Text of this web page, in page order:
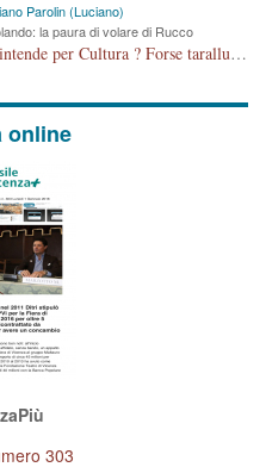
Parolin (Luciano)
la paura di volare di Rucco
Vorrei sapere dal C.C. Rolando cosa intende per Cultura ? Forse tarallucci, vino e sagre, o spaghetti tricolori del PD ? Il continuo (s)parlare della mostra a Palazzo Chiericati caro consigliere DANNEGGIA FORTEMENTE l'immagine della città TUTTA e fa deviare i consensi che in RUSSIA (badi bene ex U.R.S.S.) sono ECCELLENTI. A livello artistico l'evento è di alta Valenza culturale, COMPITO di Tutta la Cittadinanza fare il possibile per propagandare l'iniziativa senza farne UN CASO PARTITICO come fa Lei da sempre. Meno Gazebo + Partecipazione! E così sia. Amen.
online
303